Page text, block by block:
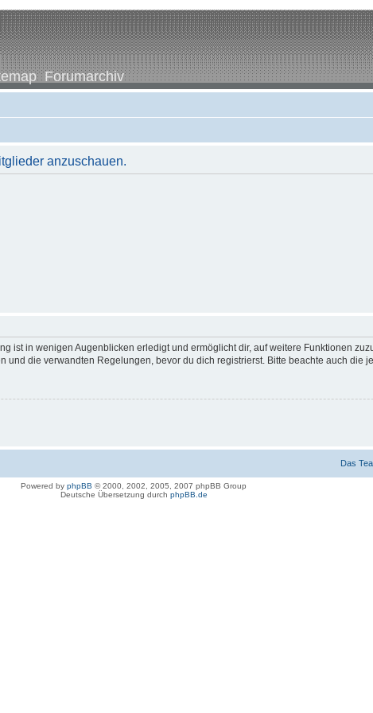
Forumarchiv
anzuschauen.
ist in wenigen Augenblicken erledigt und ermöglicht dir, auf weitere Funktionen
die verwandten Regelungen, bevor du dich registrierst. Bitte beachte auch die
Das
Powered by phpBB © 2000, 2002, 2005, 2007 phpBB Group
Deutsche Übersetzung durch phpBB.de